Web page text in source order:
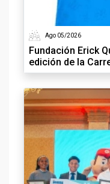
Ago 05/2026
Fundación Erick
edición de la